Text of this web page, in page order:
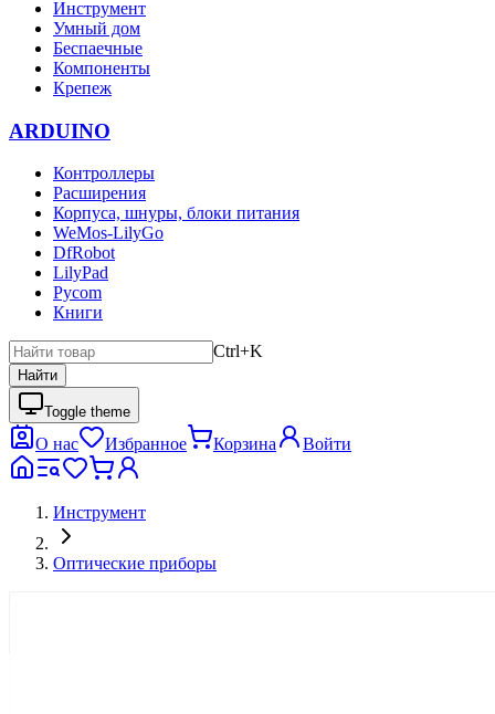
Инструмент
Умный дом
Беспаечные
Компоненты
Крепеж
ARDUINO
Контроллеры
Расширения
Корпуса, шнуры, блоки питания
WeMos-LilyGo
DfRobot
LilyPad
Pycom
Книги
Ctrl+K
Найти
Toggle theme
О нас Избранное Корзина Войти
Инструмент
Оптические приборы